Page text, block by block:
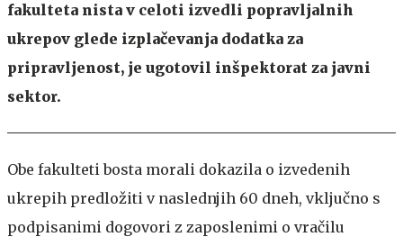
fakulteta nista v celoti izvedli popravljalnih
ukrepov glede izplačevanja dodatka za
pripravljenost, je ugotovil inšpektorat za javni
sektor.
Obe fakulteti bosta morali dokazila o izvedenih
ukrepih predložiti v naslednjih 60 dneh, vključno s
podpisanimi dogovori z zaposlenimi o vračilu